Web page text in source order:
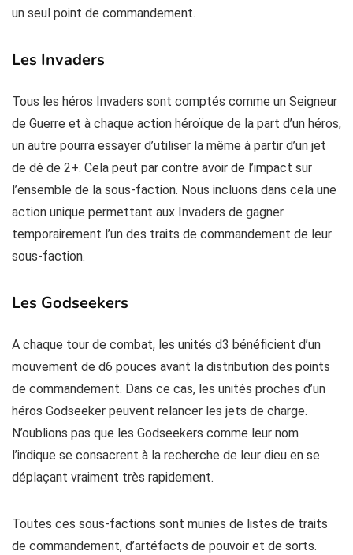
un seul point de commandement.
Les Invaders
Tous les héros Invaders sont comptés comme un Seigneur
de Guerre et à chaque action héroïque de la part d’un héros,
un autre pourra essayer d’utiliser la même à partir d’un jet
de dé de 2+. Cela peut par contre avoir de l’impact sur
l’ensemble de la sous-faction. Nous incluons dans cela une
action unique permettant aux Invaders de gagner
temporairement l’un des traits de commandement de leur
sous-faction.
Les Godseekers
A chaque tour de combat, les unités d3 bénéficient d’un
mouvement de d6 pouces avant la distribution des points
de commandement. Dans ce cas, les unités proches d’un
héros Godseeker peuvent relancer les jets de charge.
N’oublions pas que les Godseekers comme leur nom
l’indique se consacrent à la recherche de leur dieu en se
déplaçant vraiment très rapidement.
Toutes ces sous-factions sont munies de listes de traits
de commandement, d’artéfacts de pouvoir et de sorts.